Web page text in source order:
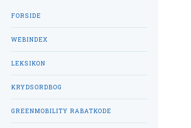
FORSIDE
WEBINDEX
LEKSIKON
KRYDSORDBOG
GREENMOBILITY RABATKODE